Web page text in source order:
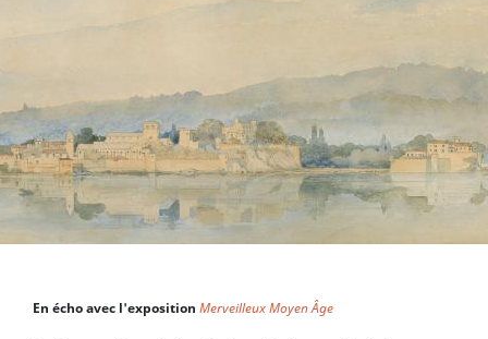
En écho avec l'exposition Merveilleux Moyen Âge